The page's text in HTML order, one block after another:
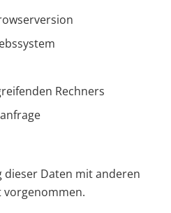
Rechners
dieser Daten mit anderen